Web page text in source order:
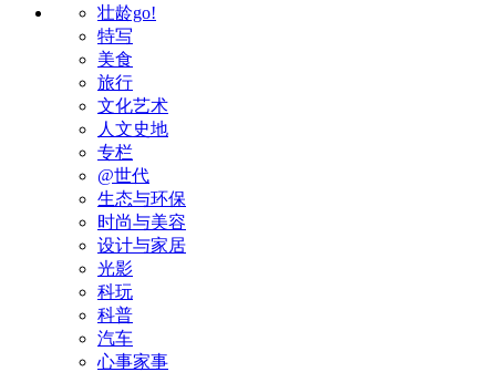
壮龄go!
特写
美食
旅行
文化艺术
人文史地
专栏
@世代
生态与环保
时尚与美容
设计与家居
光影
科玩
科普
汽车
心事家事